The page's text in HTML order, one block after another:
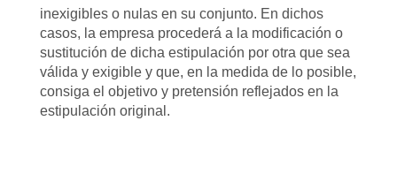
inexigibles o nulas en su conjunto. En dichos
casos, la empresa procederá a la modificación o
sustitución de dicha estipulación por otra que sea
válida y exigible y que, en la medida de lo posible,
consiga el objetivo y pretensión reflejados en la
estipulación original.